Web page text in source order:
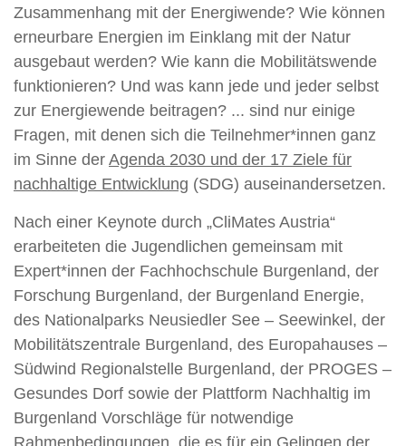
Zusammenhang mit der Energiwende? Wie können
erneurbare Energien im Einklang mit der Natur
ausgebaut werden? Wie kann die Mobilitätswende
funktionieren? Und was kann jede und jeder selbst
zur Energiewende beitragen? ... sind nur einige
Fragen, mit denen sich die Teilnehmer*innen ganz
im Sinne der Agenda 2030 und der 17 Ziele für
nachhaltige Entwicklung (SDG) auseinandersetzen.
Nach einer Keynote durch „CliMates Austria“
erarbeiteten die Jugendlichen gemeinsam mit
Expert*innen der Fachhochschule Burgenland, der
Forschung Burgenland, der Burgenland Energie,
des Nationalparks Neusiedler See – Seewinkel, der
Mobilitätszentrale Burgenland, des Europahauses –
Südwind Regionalstelle Burgenland, der PROGES –
Gesundes Dorf sowie der Plattform Nachhaltig im
Burgenland Vorschläge für notwendige
Rahmenbedingungen, die es für ein Gelingen der